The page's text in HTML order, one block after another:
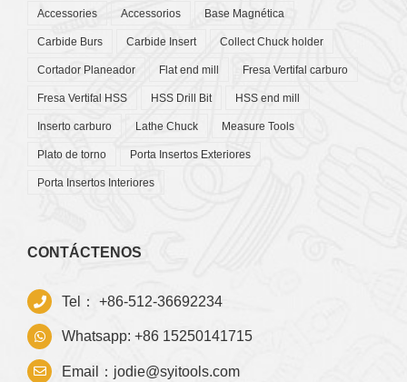
Accessories Accessorios Base Magnética
Carbide Burs Carbide Insert Collect Chuck holder
Cortador Planeador Flat end mill Fresa Vertifal carburo
Fresa Vertifal HSS HSS Drill Bit HSS end mill
Inserto carburo Lathe Chuck Measure Tools
Plato de torno Porta Insertos Exteriores
Porta Insertos Interiores
CONTÁCTENOS
Tel： +86-512-36692234
Whatsapp: +86 15250141715
Email：jodie@syitools.com